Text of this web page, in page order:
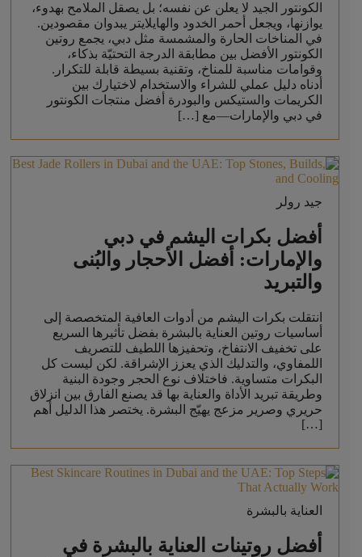
الكونتور الجيد لا يعلن عن نفسه؛ بل يصقل الملامح بهدوء،
يوازنها، ويجعل أحمر الخدود والهايلايتر يبدوان مقصودين.
في المناخات الحارة والمشمسة مثل دبي، يجمع روتين
الكونتور الأفضل بين مطابقة الدرجة التحتيّة بذكاء،
وقوامات مناسبة للمناخ، وتقنية بسيطة قابلة للتكرار.
أدناه دليل عملي للشراء والاستخدام لاختيارك بين
الكريمات والستيكس والبودرة أفضل منتجات الكونتور
في دبي والإمارات—مع […]
جيد رولر
أفضل بكرات اليشم في دبي
والإمارات: أفضل الأحجار والبُنى
والتبريد
انتقلت بكرات اليشم من أدوات العافية المتخصصة إلى
أساسيات روتين العناية بالبشرة بفضل تأثيرها السريع
على تخفيف الانتفاخ، وتحفيزها اللطيف للتصريف
اللمفاوي، والتدليك الذي يعزز الإشراقة. لكن ليست كل
البكرات متساوية. فاختلاف نوع الحجر وجودة البنية
وطريقة تبريد الأداة والعناية بها قد يصنع الفارق بين انزلاق
حريري وصرير مزعج يهيّج البشرة. يختصر هذا الدليل أهم
[…]
العناية بالبشرة
أفضل روتينات العناية بالبشرة في